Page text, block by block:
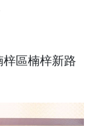
區楠梓新路